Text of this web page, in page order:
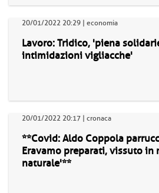
20/01/2022 20:29 | economia
Lavoro: Tridico, 'piena
intimidazioni vigliacche'
20/01/2022 20:17 | cronaca
**Covid: Aldo Coppola
Eravamo preparati, vissuto in
naturale'**